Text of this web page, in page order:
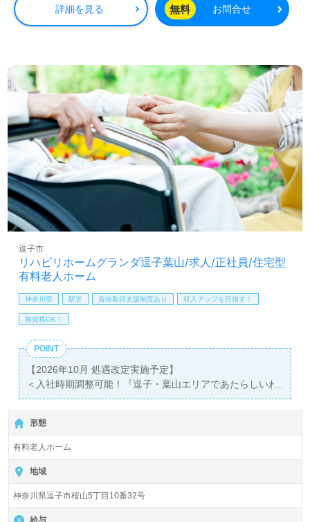
・無資格 月給245,140円～
※別途、夜勤手当（4回分）：20,000円～40,000円（追加分別途支給）
年末年始手当
残業代全額支給
賞与：年2回・年間0.4～1.2ヶ月分（業績により変動あり。）
昇給：あり（能力に応じて）
詳細を見る 無料 お問合せ
リハビリホームグランダ逗子葉山/求人/正社員/住宅型
有料老人ホーム
逗子市
神奈川県 駅近 資格取得支援制度あり 収入アップを目指す！
無資格OK！
POINT
【2026年10月 処遇改定実施予定】
＜入社時期調整可能！『逗子・葉山エリアであたらしいわ
たし、はじめる』ベネッセグループ！＞◎介護職/正社員募
集◎
【月給252,000円～302,500円 /賞与2回】『東逗子駅』徒
歩6分。
入居定員84名（70室/全室個室）『リハビリホームグラン
ダ逗子葉山』株式会社会社ベネッセスタイルケアBenesse
Style Care Co.,Ltd. （本社：東京都西新宿） 様の運営で
す。従業員18,200人以上、26年の実績、全国に350拠点以
形態
有料老人ホーム
地域
神奈川県逗子市桜山5丁目10番32号
給与